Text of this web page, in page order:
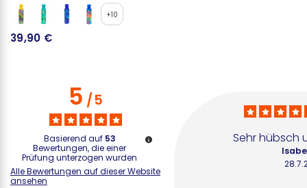
+10
39,90 €
5/5
Basierend auf 53
Bewertungen, die einer
Prüfung unterzogen wurden
Alle Bewertungen auf dieser Website
ansehen
Sehr hübsch